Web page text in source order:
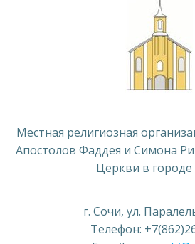
Местная религиозная
Апостолов Фаддея и Симона
Церкви в городе
г. Сочи, ул.
Телефон: